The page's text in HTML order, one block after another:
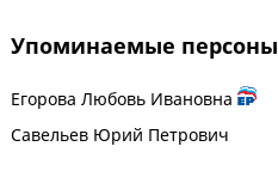
Упоминаемые персоны
Егорова Любовь Ивановна
Савельев Юрий Петрович